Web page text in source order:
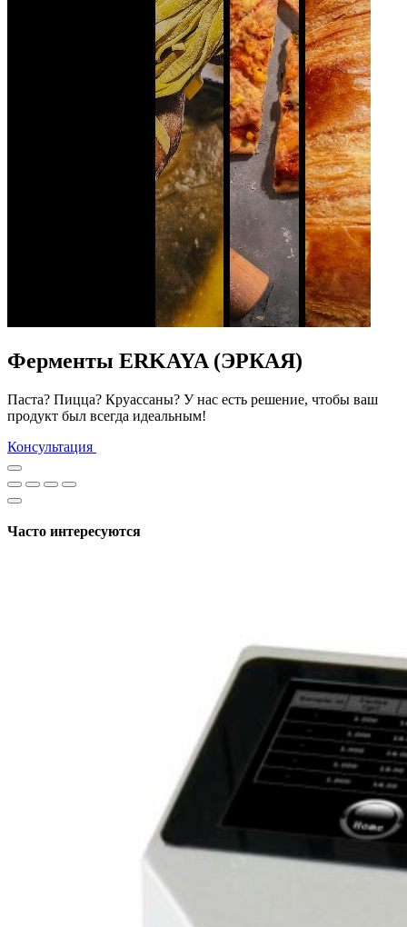
Ферменты ERKAYA (ЭРКАЯ)
Паста? Пицца? Круассаны? У нас есть решение, чтобы ваш
продукт был всегда идеальным!
Консультация
Часто интересуются